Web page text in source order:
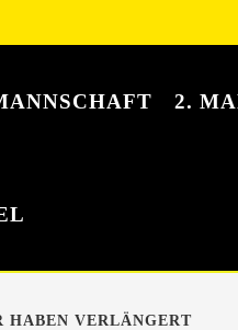
2.
HABEN VERLÄNGERT